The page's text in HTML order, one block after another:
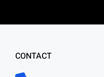
CONTACT